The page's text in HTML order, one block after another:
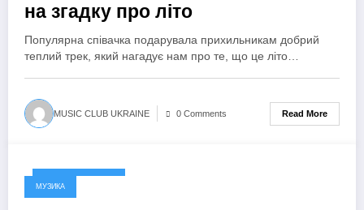
на згадку про літо
Популярна співачка подарувала прихильникам добрий
теплий трек, який нагадує нам про те, що це літо…
MUSIC CLUB UKRAINE 0 Comments Read More
19 Вересня, 2024
МУЗИКА